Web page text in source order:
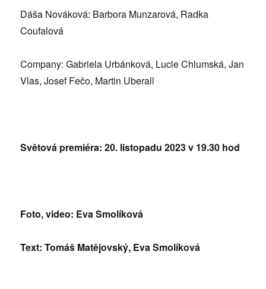
Dáša Nováková: Barbora Munzarová, Radka
Coufalová
Company: Gabriela Urbánková, Lucie Chlumská, Jan
Vlas, Josef Fečo, Martin Uberall
Světová premiéra: 20. listopadu 2023 v 19.30 hod
Foto, video: Eva Smolíková
Text: Tomáš Matějovský, Eva Smolíková